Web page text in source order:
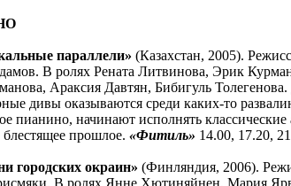
параллели» (Казахстан, 2005).
В ролях Рената Литвинова, Эрик
Араксия Давтян, Бибигуль
дивы оказываются среди каких-то
пианино, начинают исполнять
блестящее прошлое. «Фитиль» 14.00, 17.20,
городских окраин» (Финляндия, 2006).
В ролях Янне Хютиняйнен, Мария